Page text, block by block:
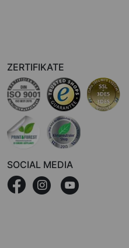
ZERTIFIKATE
SOCIAL MEDIA